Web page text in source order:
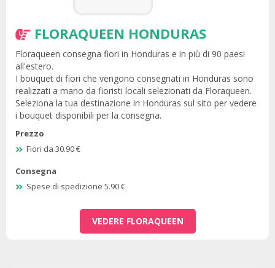
FLORAQUEEN HONDURAS
Floraqueen consegna fiori in Honduras e in più di 90 paesi
all'estero.
I bouquet di fiori che vengono consegnati in Honduras sono
realizzati a mano da fioristi locali selezionati da Floraqueen.
Seleziona la tua destinazione in Honduras sul sito per vedere
i bouquet disponibili per la consegna.
Prezzo
Fiori da 30.90 €
Consegna
Spese di spedizione 5.90 €
VEDERE FLORAQUEEN